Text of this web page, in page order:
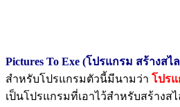
Pictures To Exe (โปรแกรม สร้างส
สำหรับโปรแกรมตัวนี้มีนามว่า โปรแ
เป็นโปรแกรมที่เอาไว้สำหรับสร้างส